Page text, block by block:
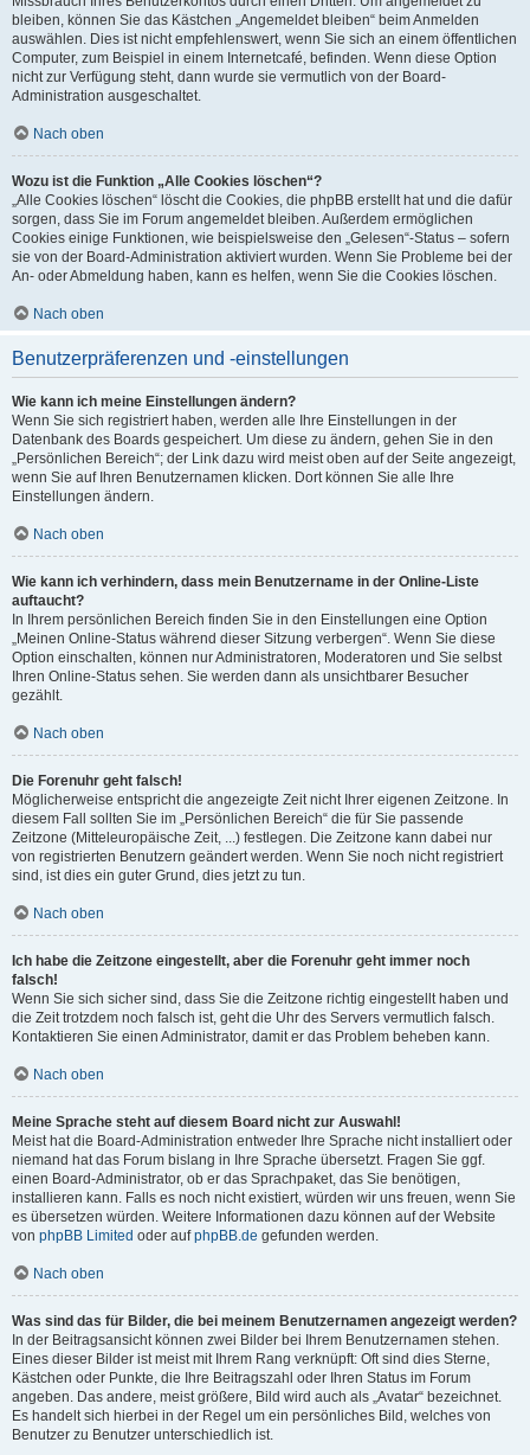
bleiben, können Sie das Kästchen „Angemeldet bleiben“ beim Anmelden
auswählen. Dies ist nicht empfehlenswert, wenn Sie sich an einem öffentlichen
Computer, zum Beispiel in einem Internetcafé, befinden. Wenn diese Option
nicht zur Verfügung steht, dann wurde sie vermutlich von der Board-
Administration ausgeschaltet.
Nach oben
Wozu ist die Funktion „Alle Cookies löschen“?
„Alle Cookies löschen“ löscht die Cookies, die phpBB erstellt hat und die dafür
sorgen, dass Sie im Forum angemeldet bleiben. Außerdem ermöglichen
Cookies einige Funktionen, wie beispielsweise den „Gelesen“-Status – sofern
sie von der Board-Administration aktiviert wurden. Wenn Sie Probleme bei der
An- oder Abmeldung haben, kann es helfen, wenn Sie die Cookies löschen.
Nach oben
Benutzerpräferenzen und -einstellungen
Wie kann ich meine Einstellungen ändern?
Wenn Sie sich registriert haben, werden alle Ihre Einstellungen in der
Datenbank des Boards gespeichert. Um diese zu ändern, gehen Sie in den
„Persönlichen Bereich“; der Link dazu wird meist oben auf der Seite angezeigt,
wenn Sie auf Ihren Benutzernamen klicken. Dort können Sie alle Ihre
Einstellungen ändern.
Nach oben
Wie kann ich verhindern, dass mein Benutzername in der Online-Liste
auftaucht?
In Ihrem persönlichen Bereich finden Sie in den Einstellungen eine Option
„Meinen Online-Status während dieser Sitzung verbergen“. Wenn Sie diese
Option einschalten, können nur Administratoren, Moderatoren und Sie selbst
Ihren Online-Status sehen. Sie werden dann als unsichtbarer Besucher
gezählt.
Nach oben
Die Forenuhr geht falsch!
Möglicherweise entspricht die angezeigte Zeit nicht Ihrer eigenen Zeitzone. In
diesem Fall sollten Sie im „Persönlichen Bereich“ die für Sie passende
Zeitzone (Mitteleuropäische Zeit, ...) festlegen. Die Zeitzone kann dabei nur
von registrierten Benutzern geändert werden. Wenn Sie noch nicht registriert
sind, ist dies ein guter Grund, dies jetzt zu tun.
Nach oben
Ich habe die Zeitzone eingestellt, aber die Forenuhr geht immer noch
falsch!
Wenn Sie sich sicher sind, dass Sie die Zeitzone richtig eingestellt haben und
die Zeit trotzdem noch falsch ist, geht die Uhr des Servers vermutlich falsch.
Kontaktieren Sie einen Administrator, damit er das Problem beheben kann.
Nach oben
Meine Sprache steht auf diesem Board nicht zur Auswahl!
Meist hat die Board-Administration entweder Ihre Sprache nicht installiert oder
niemand hat das Forum bislang in Ihre Sprache übersetzt. Fragen Sie ggf.
einen Board-Administrator, ob er das Sprachpaket, das Sie benötigen,
installieren kann. Falls es noch nicht existiert, würden wir uns freuen, wenn Sie
es übersetzen würden. Weitere Informationen dazu können auf der Website
von phpBB Limited oder aufphpBB.de gefunden werden.
Nach oben
Was sind das für Bilder, die bei meinem Benutzernamen angezeigt werden?
In der Beitragsansicht können zwei Bilder bei Ihrem Benutzernamen stehen.
Eines dieser Bilder ist meist mit Ihrem Rang verknüpft: Oft sind dies Sterne,
Kästchen oder Punkte, die Ihre Beitragszahl oder Ihren Status im Forum
angeben. Das andere, meist größere, Bild wird auch als „Avatar“ bezeichnet.
Es handelt sich hierbei in der Regel um ein persönliches Bild, welches von
Benutzer zu Benutzer unterschiedlich ist.